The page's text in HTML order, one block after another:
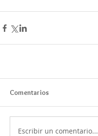
Comentarios
Escribir un comentario...